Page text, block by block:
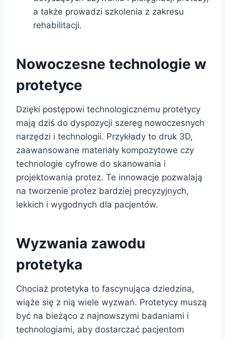
a także prowadzi szkolenia z zakresu
rehabilitacji.
Nowoczesne technologie w
protetyce
Dzięki postępowi technologicznemu protetycy
mają dziś do dyspozycji szereg nowoczesnych
narzędzi i technologii. Przykłady to druk 3D,
zaawansowane materiały kompozytowe czy
technologie cyfrowe do skanowania i
projektowania protez. Te innowacje pozwalają
na tworzenie protez bardziej precyzyjnych,
lekkich i wygodnych dla pacjentów.
Wyzwania zawodu
protetyka
Chociaż protetyka to fascynująca dziedzina,
wiąże się z nią wiele wyzwań. Protetycy muszą
być na bieżąco z najnowszymi badaniami i
technologiami, aby dostarczać pacjentom